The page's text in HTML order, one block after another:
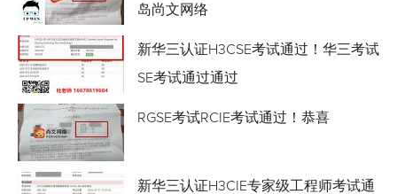
岛尚文网络
新华三认证H3CSE考试通过！华三考试
SE考试通过通过
RGSE考试RCIE考试通过！恭喜
新华三认证H3CIE专家级工程师考试通